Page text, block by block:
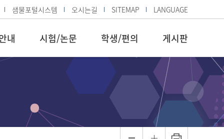
샘물포털시스템 오시는길 SITEMAP LANGUAGE
내 시험/논문 학생/편의 게시판